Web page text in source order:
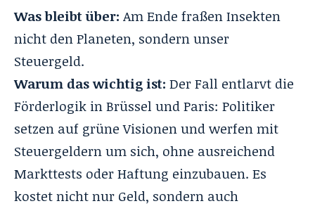
Was bleibt über: Am Ende fraßen Insekten
nicht den Planeten, sondern unser
Steuergeld.
Warum das wichtig ist: Der Fall entlarvt die
Förderlogik in Brüssel und Paris: Politiker
setzen auf grüne Visionen und werfen mit
Steuergeldern um sich, ohne ausreichend
Markttests oder Haftung einzubauen. Es
kostet nicht nur Geld, sondern auch